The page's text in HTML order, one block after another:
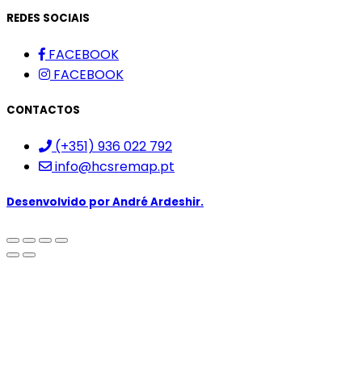
REDES SOCIAIS
FACEBOOK
FACEBOOK
CONTACTOS
(+351) 936 022 792
info@hcsremap.pt
Desenvolvido porAndré Ardeshir.